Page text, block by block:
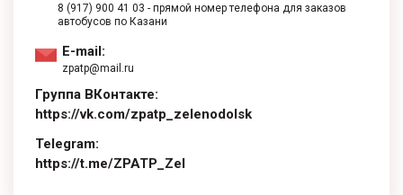
8 (917) 900 41 03 - прямой номер телефона для заказов
автобусов по Казани
E-mail:
zpatp@mail.ru
Группа ВКонтакте:
https://vk.com/zpatp_zelenodolsk
Telegram:
https://t.me/ZPATP_Zel